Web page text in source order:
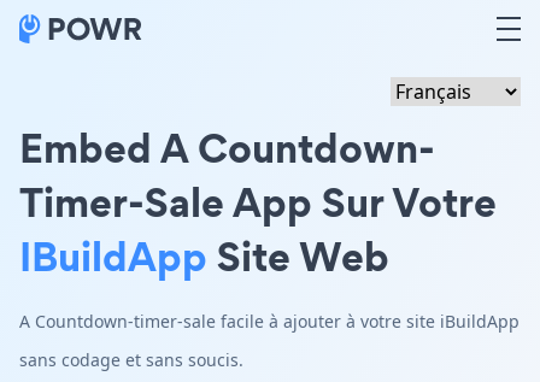
Embed A Countdown-
Timer-Sale App Sur Votre
IBuildAppSite Web
A Countdown-timer-sale facile à ajouter à votre site iBuildApp
sans codage et sans soucis.